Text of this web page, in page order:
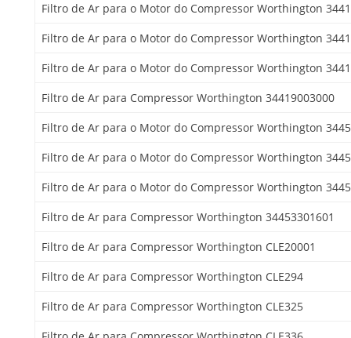
Filtro de Ar para o Motor do Compressor Worthington
Filtro de Ar para o Motor do Compressor Worthington
Filtro de Ar para o Motor do Compressor Worthington
Filtro de Ar para Compressor Worthington 34419003000
Filtro de Ar para o Motor do Compressor Worthington
Filtro de Ar para o Motor do Compressor Worthington
Filtro de Ar para o Motor do Compressor Worthington
Filtro de Ar para Compressor Worthington 34453301601
Filtro de Ar para Compressor Worthington CLE20001
Filtro de Ar para Compressor Worthington CLE294
Filtro de Ar para Compressor Worthington CLE325